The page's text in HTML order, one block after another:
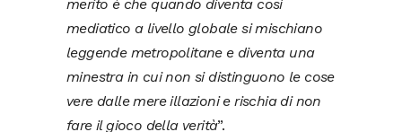
merito è che quando diventa così
mediatico a livello globale si mischiano
leggende metropolitane e diventa una
minestra in cui non si distinguono le cose
vere dalle mere illazioni e rischia di non
fare il gioco della verità”.